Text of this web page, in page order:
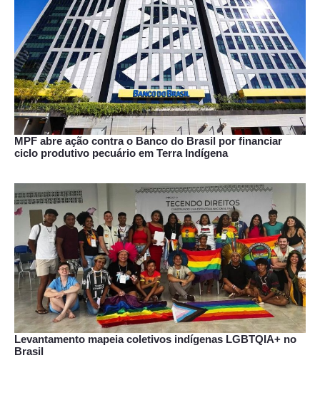
MPF abre ação contra o Banco do Brasil por financiar
ciclo produtivo pecuário em Terra Indígena
Levantamento mapeia coletivos indígenas LGBTQIA+ no
Brasil